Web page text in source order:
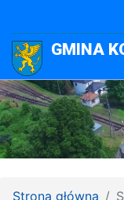
GMINA
Strona główna